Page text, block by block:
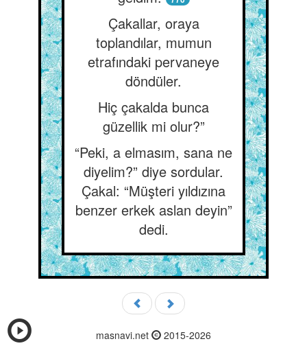
Çakallar, oraya
toplandılar, mumun
etrafındaki pervaneye
döndüler.
Hiç çakalda bunca
güzellik mi olur?”
“Peki, a elmasım, sana ne
diyelim?” diye sordular.
Çakal: “Müşteri yıldızına
benzer erkek aslan deyin”
dedi.
masnavi.net 2015-2026